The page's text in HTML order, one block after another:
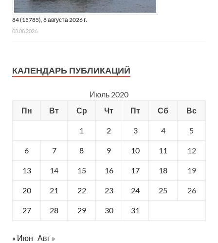
84 (15785), 8 августа 2026 г.
08.08.2026
КАЛЕНДАРЬ ПУБЛИКАЦИЙ
Июль 2020
Пн
Вт Ср Чт Пт Сб Вс
1 2 3 4 5
6 7 8 9 10 11 12
13 14 15 16 17 18 19
20 21 22 23 24 25 26
27 28 29 30 31
« Июн Авг »